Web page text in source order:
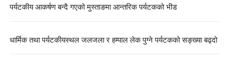
पर्यटकीय आकर्षण बन्दै गएको मुस्ताङमा आन्तरिक पर्यटकको भीड
धार्मिक तथा पर्यटकीयस्थल जलजला र हम्पाल लेक पुग्ने पर्यटकको सङ्ख्या बढ्दो